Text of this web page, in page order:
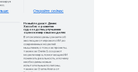
Расширьте свои навыки с
помощью Google Cloud и
Ускорьте разработку ИИ с помощью
сообщества Google Cloud и NVIDIA.
доступ к эксклюзивным программам
кредитам Google Cloud и возможностям